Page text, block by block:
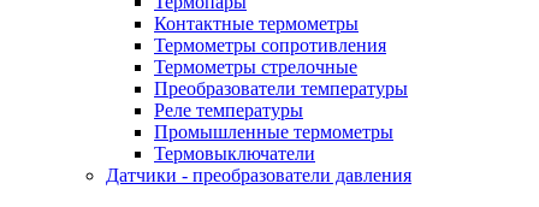
Контактные термометры
Термометры сопротивления
Термометры стрелочные
Преобразователи температуры
Реле температуры
Промышленные термометры
Термовыключатели
Датчики - преобразователи давления